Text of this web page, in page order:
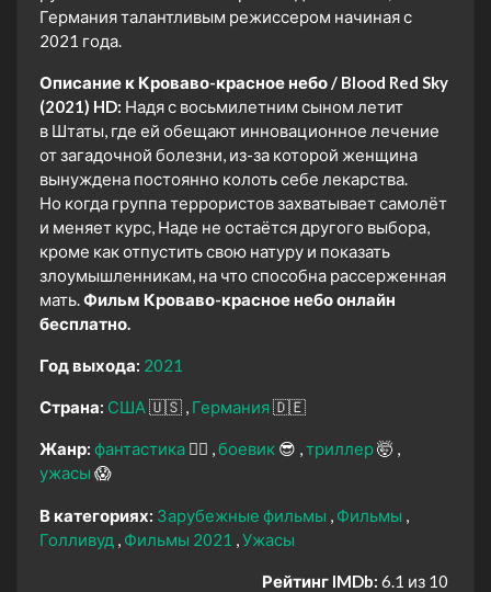
Германия талантливым режиссером начиная с
2021 года.
Описание к Кроваво-красное небо / Blood Red Sky
(2021) HD: Надя с восьмилетним сыном летит
в Штаты, где ей обещают инновационное лечение
от загадочной болезни, из-за которой женщина
вынуждена постоянно колоть себе лекарства.
Но когда группа террористов захватывает самолёт
и меняет курс, Наде не остаётся другого выбора,
кроме как отпустить свою натуру и показать
злоумышленникам, на что способна рассерженная
мать. Фильм Кроваво-красное небо онлайн
бесплатно.
Год выхода: 2021
Страна: США 🇺🇸 Германия🇩🇪
Жанр: фантастика 🧙‍♀️ боевик 😎 триллер🤯
ужасы 😱
В категориях: Зарубежные фильмы
Фильмы
Голливуд
Фильмы 2021 Ужасы
Рейтинг IMDb: 6.1 из 10